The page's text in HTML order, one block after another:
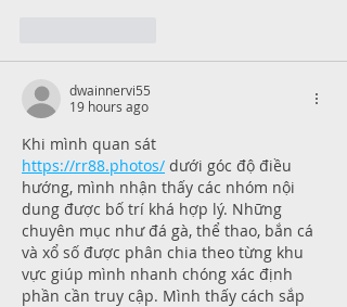
dwainnervi55
19 hours ago
Khi mình quan sát
https://rr88.photos/ dưới góc độ điều
hướng, mình nhận thấy các nhóm nội
dung được bố trí khá hợp lý. Những
chuyên mục như đá gà, thể thao, bắn cá
và xổ số được phân chia theo từng khu
vực giúp mình nhanh chóng xác định
phần cần truy cập. Mình thấy cách sắp